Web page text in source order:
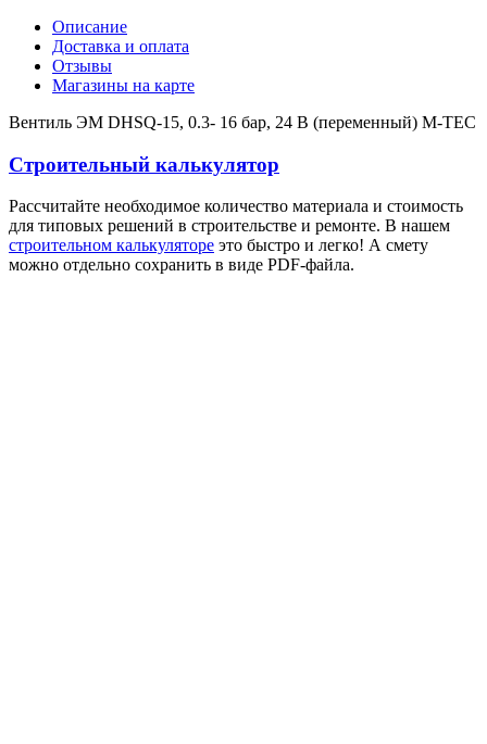
Описание
Доставка и оплата
Отзывы
Магазины на карте
Вентиль ЭМ DHSQ-15, 0.3- 16 бар, 24 В (переменный) M-TEC
Строительный калькулятор
Рассчитайте необходимое количество материала и стоимость
для типовых решений в строительстве и ремонте. В нашем
строительном калькуляторе это быстро и легко! А смету
можно отдельно сохранить в виде PDF-файла.